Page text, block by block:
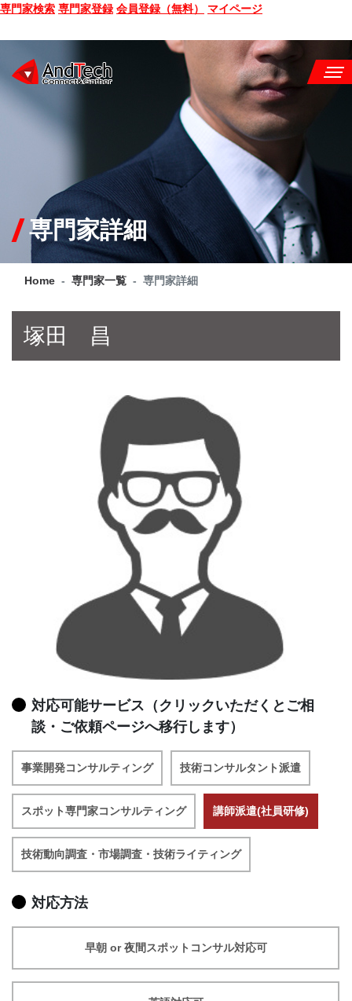
専門家検索 専門家登録 会員登録（無料） マイページ
CONSULTING
SERVICE
COMPANY
Q&A
専門家詳細
Home 専門家一覧 専門家詳細
塚田 昌
対応可能サービス（クリックいただくとご相
談・ご依頼ページへ移行します）
事業開発コンサルティング 技術コンサルタント派遣
スポット専門家コンサルティング 講師派遣(社員研修)
技術動向調査・市場調査・技術ライティング
対応方法
早朝 or 夜間スポットコンサル対応可